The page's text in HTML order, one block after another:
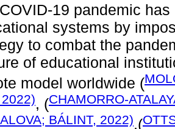
19 pandemic
systems by
to combat the
of educational
model worldwide (
, (CHAMORRO-
BÁLINT, 2022),(